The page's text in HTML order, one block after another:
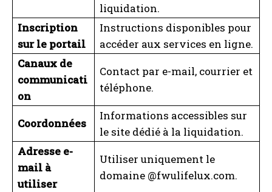
liquidation.
Inscription
sur le portail
Instructions disponibles pour
accéder aux services en ligne.
Canaux de
communicati
on
Contact par e-mail, courrier et
téléphone.
Coordonnées
Informations accessibles sur
le site dédié à la liquidation.
Adresse e-
mail à
utiliser
Utiliser uniquement le
domaine @fwulifelux.com.